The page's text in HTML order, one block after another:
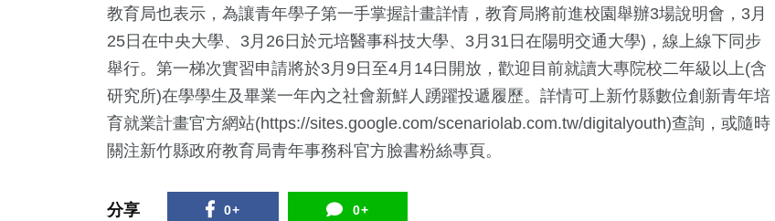
教育局也表示，為讓青年學子第一手掌握計畫詳情，教育局將前進校園舉辦3場說明會，3月
25日在中央大學、3月26日於元培醫事科技大學、3月31日在陽明交通大學)，線上線下同步
舉行。第一梯次實習申請將於3月9日至4月14日開放，歡迎目前就讀大專院校二年級以上(含
研究所)在學學生及畢業一年內之社會新鮮人踴躍投遞履歷。詳情可上新竹縣數位創新青年培
育就業計畫官方網站(https://sites.google.com/scenariolab.com.tw/digitalyouth)查詢，或隨時
關注新竹縣政府教育局青年事務科官方臉書粉絲專頁。
分享 0+ 0+